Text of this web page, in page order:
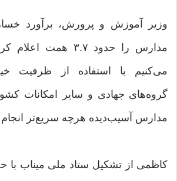
وزیر آموزش و پرورش، برآورد
مدارس را حدود ۳.۷
می‌کنیم با استفاده از ظرفیت
گروه‌های جهادی و سایر امکانات
مدارس آسیب‌دیده هرچه سریع‌تر
کاظمی از تشکیل ستاد ملی میناب با